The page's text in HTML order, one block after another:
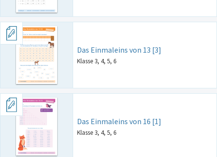
Das Einmaleins von 13 [3]
Klasse 3, 4, 5, 6
Das Einmaleins von 16 [1]
Klasse 3, 4, 5, 6